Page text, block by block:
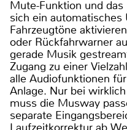
Mute-Funktion und
sich ein automatisches
Fahrzeugtöne
oder Rückfahrwarner
gerade Musik
Zugang zu einer
alle Audiofunktionen
Anlage. Nur bei
muss die Musway
separate